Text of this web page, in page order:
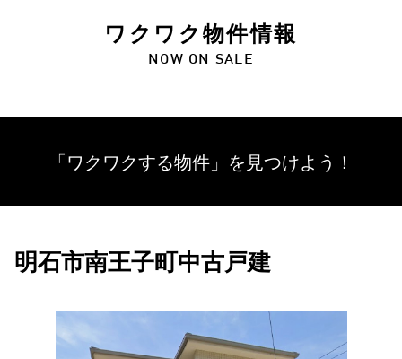
ワクワク物件情報
NOW ON SALE
「ワクワクする物件」を 見つけよう！
明石市南王子町中古戸建